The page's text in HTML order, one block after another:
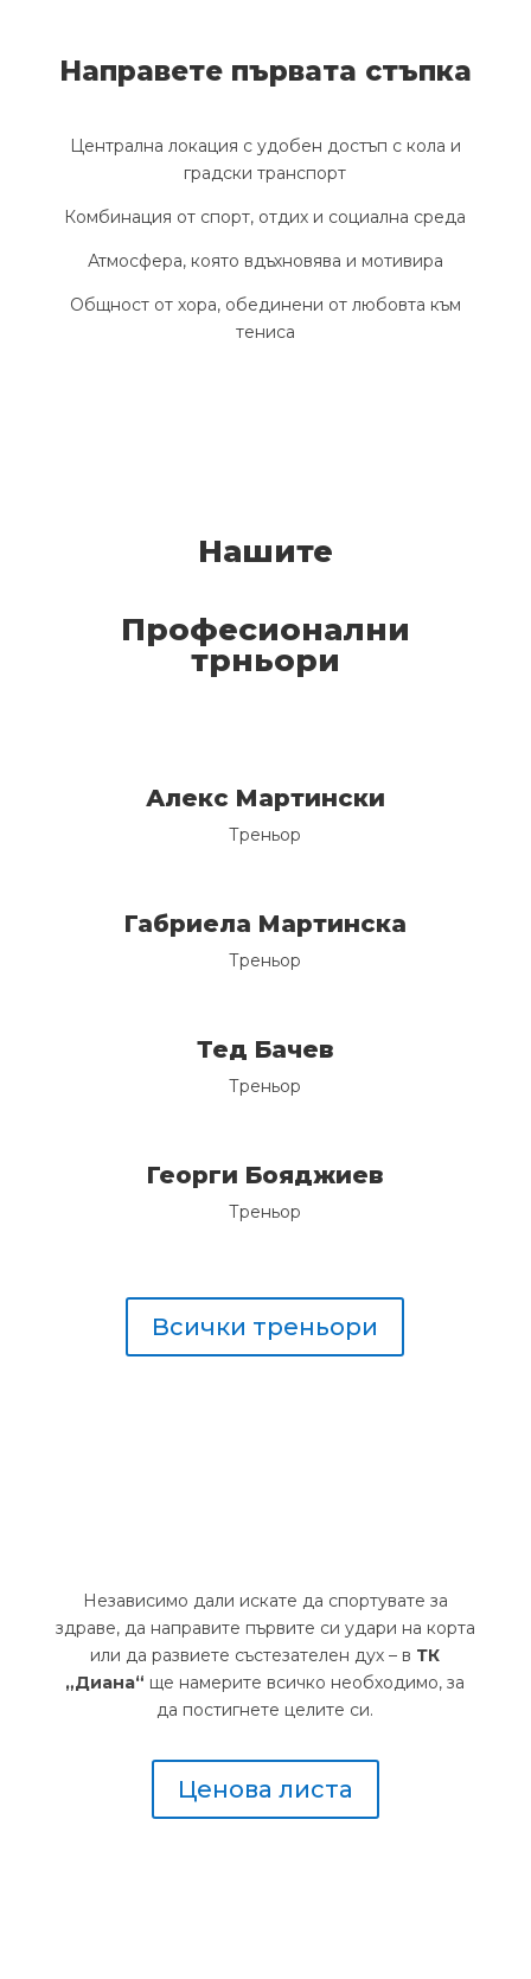
Направете първата стъпка
Централна локация с удобен достъп с кола и
градски транспорт
Комбинация от спорт, отдих и социална среда
Атмосфера, която вдъхновява и мотивира
Общност от хора, обединени от любовта към
тениса
Нашите
Професионални
трньори
Алекс Мартински
Треньор
Габриела Мартинска
Треньор
Тед Бачев
Треньор
Георги Бояджиев
Треньор
Всички треньори
Независимо дали искате да спортувате за
здраве, да направите първите си удари на корта
или да развиете състезателен дух – в ТК
„Диана“ ще намерите всичко необходимо, за
да постигнете целите си.
Ценова листа